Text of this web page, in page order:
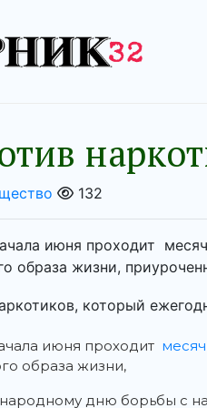
132
июня проходит
образа жизни,
который
июня проходит
образа жизни,
дню борьбы с